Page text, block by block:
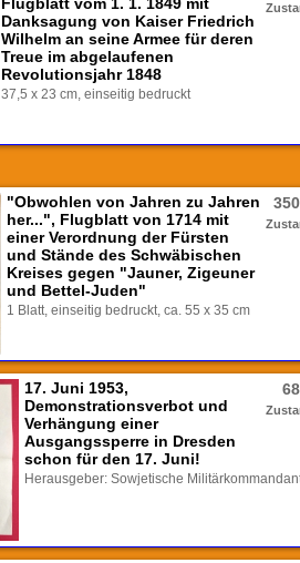
Danksagung von Kaiser Friedrich
Wilhelm an seine Armee für deren
Treue im abgelaufenen
Revolutionsjahr 1848
37,5 x 23 cm, einseitig bedruckt
"Obwohlen von Jahren zu Jahren
her...", Flugblatt von 1714 mit
einer Verordnung der Fürsten
und Stände des Schwäbischen
Kreises gegen "Jauner, Zigeuner
und Bettel-Juden"
1 Blatt, einseitig bedruckt, ca. 55 x 35 cm
17. Juni 1953,
Demonstrationsverbot und
Verhängung einer
Ausgangssperre in Dresden
schon für den 17. Juni!
Herausgeber: Sowjetische